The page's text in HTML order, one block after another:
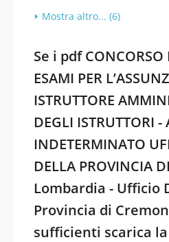
Mostra altro... (6)
Se i pdf CONCORSO
ESAMI PER
ISTRUTTORE
DEGLI ISTRUTTORI -
INDETERMINATO
DELLA PROVINCIA
Lombardia - Ufficio
Provincia di
sufficienti scarica